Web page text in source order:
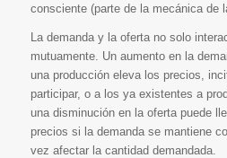
consciente (parte de la mecánica de
La demanda y la oferta no solo
mutuamente. Un aumento en la
una producción eleva los precios,
participar, o a los ya existentes a
una disminución en la oferta puede
precios si la demanda se mantiene
vez afectar la cantidad demandada.